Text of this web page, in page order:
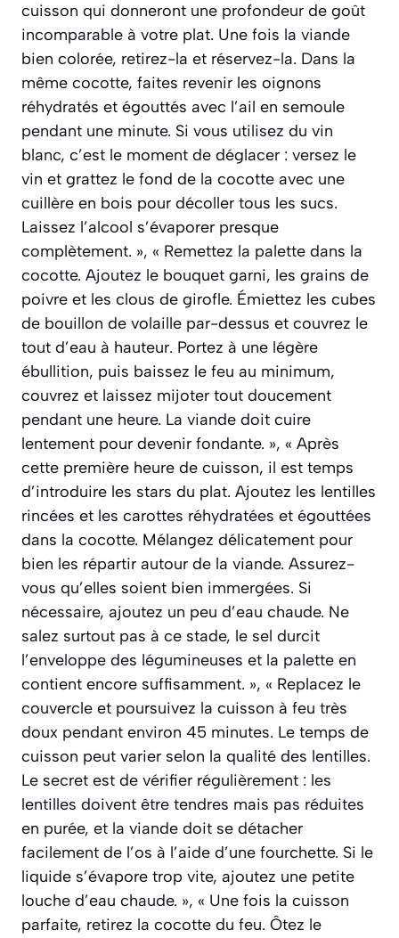
cuisson qui donneront une profondeur de goût
incomparable à votre plat. Une fois la viande
bien colorée, retirez-la et réservez-la. Dans la
même cocotte, faites revenir les oignons
réhydratés et égouttés avec l’ail en semoule
pendant une minute. Si vous utilisez du vin
blanc, c’est le moment de déglacer : versez le
vin et grattez le fond de la cocotte avec une
cuillère en bois pour décoller tous les sucs.
Laissez l’alcool s’évaporer presque
complètement. », « Remettez la palette dans la
cocotte. Ajoutez le bouquet garni, les grains de
poivre et les clous de girofle. Émiettez les cubes
de bouillon de volaille par-dessus et couvrez le
tout d’eau à hauteur. Portez à une légère
ébullition, puis baissez le feu au minimum,
couvrez et laissez mijoter tout doucement
pendant une heure. La viande doit cuire
lentement pour devenir fondante. », « Après
cette première heure de cuisson, il est temps
d’introduire les stars du plat. Ajoutez les lentilles
rincées et les carottes réhydratées et égouttées
dans la cocotte. Mélangez délicatement pour
bien les répartir autour de la viande. Assurez-
vous qu’elles soient bien immergées. Si
nécessaire, ajoutez un peu d’eau chaude. Ne
salez surtout pas à ce stade, le sel durcit
l’enveloppe des légumineuses et la palette en
contient encore suffisamment. », « Replacez le
couvercle et poursuivez la cuisson à feu très
doux pendant environ 45 minutes. Le temps de
cuisson peut varier selon la qualité des lentilles.
Le secret est de vérifier régulièrement : les
lentilles doivent être tendres mais pas réduites
en purée, et la viande doit se détacher
facilement de l’os à l’aide d’une fourchette. Si le
liquide s’évapore trop vite, ajoutez une petite
louche d’eau chaude. », « Une fois la cuisson
parfaite, retirez la cocotte du feu. Ôtez le